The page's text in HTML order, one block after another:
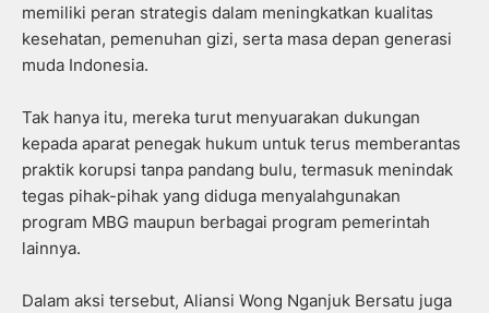
memiliki peran strategis dalam meningkatkan kualitas
kesehatan, pemenuhan gizi, serta masa depan generasi
muda Indonesia.
Tak hanya itu, mereka turut menyuarakan dukungan
kepada aparat penegak hukum untuk terus memberantas
praktik korupsi tanpa pandang bulu, termasuk menindak
tegas pihak-pihak yang diduga menyalahgunakan
program MBG maupun berbagai program pemerintah
lainnya.
Dalam aksi tersebut, Aliansi Wong Nganjuk Bersatu juga